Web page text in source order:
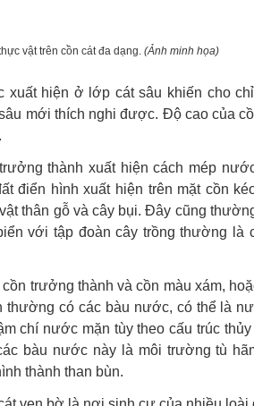
vật trên cồn cát đa dạng. (Ảnh minh họa)
xuất hiện ở lớp cát sâu khiến cho
mới thích nghi được. Độ cao của
thành xuất hiện cách mép
điển hình xuất hiện trên mặt cồn
thân gỗ và cây bụi. Đây cũng
với tập đoàn cây trồng thường là
trưởng thành và cồn màu xám,
thường có các bàu nước, có thể là
chí nước mặn tùy theo cấu trúc
bàu nước này là môi trường tù
thành than bùn.